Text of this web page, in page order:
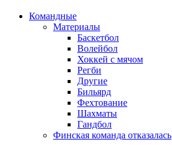
Командные
Материалы
Баскетбол
Волейбол
Хоккей с мячом
Регби
Другие
Бильярд
Фехтование
Шахматы
Гандбол
Финская команда отказалась